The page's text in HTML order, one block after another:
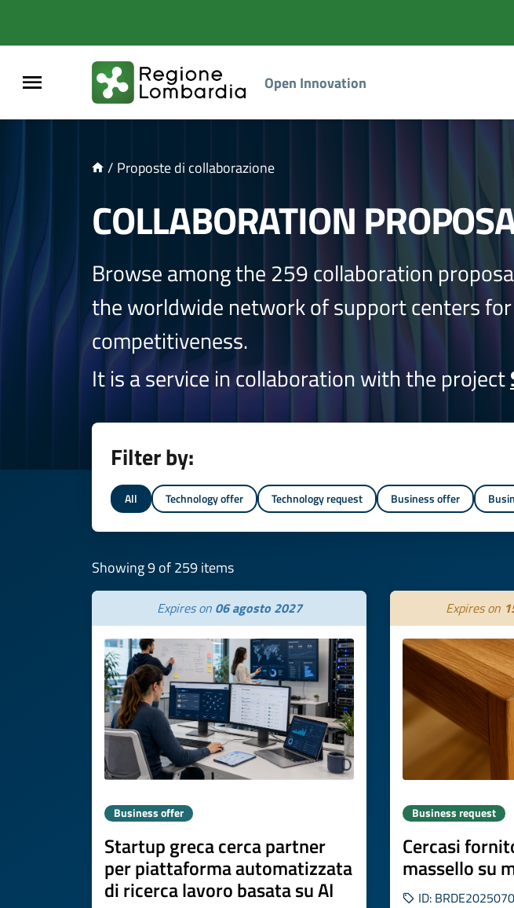
Open Innovation
/ Proposte di collaborazione
COLLABORATION
Browse among the 259 collaboration
the worldwide network of support centers
competitiveness.
It is a service in collaboration with the project
Filter by:
All Technology offer Technology request Business offer
Showing 9 of 259 items
Expires on 06 agosto 2027
Business offer
Startup greca cerca partner
per piattaforma automatizzata
di ricerca lavoro basata su AI
Expires on
Business request
Cercasi
massello su
ID: